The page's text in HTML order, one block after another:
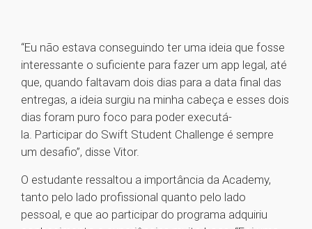
“Eu não estava conseguindo ter uma ideia que fosse
interessante o suficiente para fazer um app legal, até
que, quando faltavam dois dias para a data final das
entregas, a ideia surgiu na minha cabeça e esses dois
dias foram puro foco para poder executá-
la. Participar do Swift Student Challenge é sempre
um desafio”, disse Vitor.
O estudante ressaltou a importância da Academy,
tanto pelo lado profissional quanto pelo lado
pessoal, e que ao participar do programa adquiriu